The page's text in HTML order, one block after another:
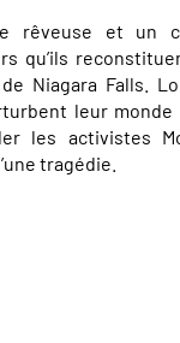
rêveuse et un
qu’ils
Niagara Falls.
leur
les activistes
tragédie.